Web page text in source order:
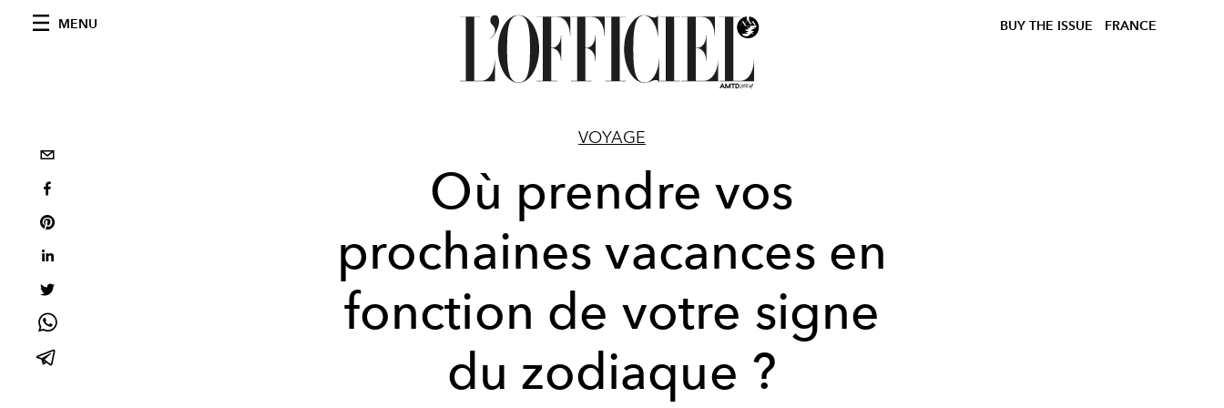
MENU BUY THE ISSUE FRANCE
VOYAGE
Où prendre vos
prochaines vacances en
fonction de votre signe
du zodiaque ?